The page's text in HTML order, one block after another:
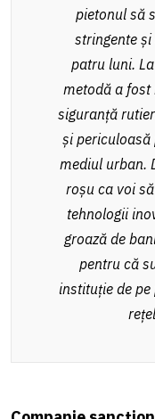
pietonul să
stringente
patru luni.
metodă a fost
siguranță
și
mediul urban.
roșu ca voi
tehnologii
groază de
pentru că
instituție de pe